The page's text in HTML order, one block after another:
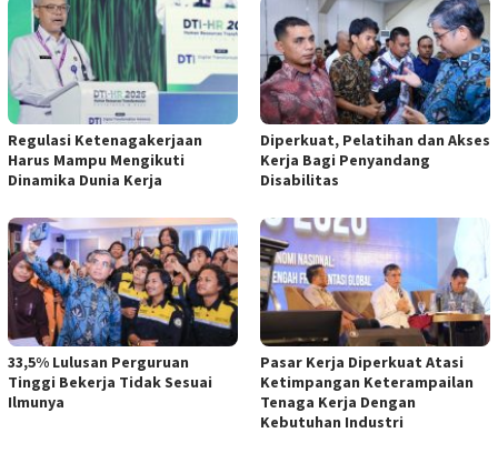
Regulasi Ketenagakerjaan
Harus Mampu Mengikuti
Dinamika Dunia Kerja
Diperkuat, Pelatihan dan Akses
Kerja Bagi Penyandang
Disabilitas
33,5% Lulusan Perguruan
Tinggi Bekerja Tidak Sesuai
Ilmunya
Pasar Kerja Diperkuat Atasi
Ketimpangan Keterampailan
Tenaga Kerja Dengan
Kebutuhan Industri